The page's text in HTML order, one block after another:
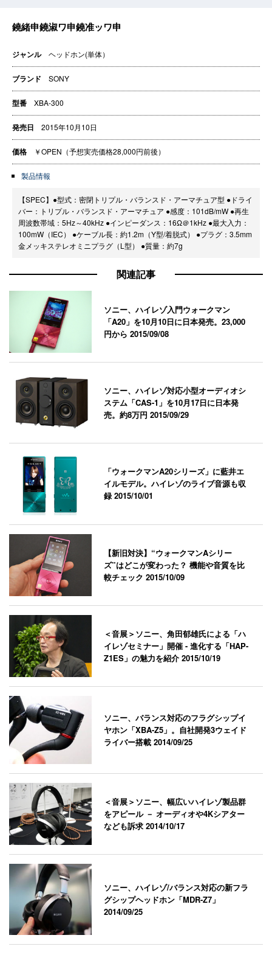
ジャンル ヘッドホン(単体）
ブランド SONY
型番 XBA-300
発売日 2015年10月10日
価格 ￥OPEN（予想実売価格28,000円前後）
製品情報
【SPEC】●型式：密閉トリプル・バランスド・アーマチュア型 ●ドライ
バー：トリプル・バランスド・アーマチュア ●感度：101dB/mW ●再生
周波数帯域：5Hz～40kHz ●インピーダンス：16Ω＠1kHz ●最大入力：
100mW（IEC） ●ケーブル長：約1.2m（Y型/着脱式） ●プラグ：3.5mm
金メッキステレオミニプラグ（L型） ●質量：約7g
関連記事
ソニー、ハイレゾ入門ウォークマン
「A20」を10月10日に日本発売。23,000
円から2015/09/08
ソニー、ハイレゾ対応小型オーディオシ
ステム「CAS-1」を10月17日に日本発
売。約8万円2015/09/29
「ウォークマンA20シリーズ」に藍井エ
イルモデル。ハイレゾのライブ音源も収
録2015/10/01
【新旧対決】“ウォークマンAシリー
ズ”はどこが変わった？ 機能や音質を比
較チェック2015/10/09
＜音展＞ソニー、角田郁雄氏による「ハ
イレゾセミナー」開催 - 進化する「HAP-
Z1ES」の魅力を紹介2015/10/19
ソニー、バランス対応のフラグシップイ
ヤホン「XBA-Z5」。自社開発3ウェイド
ライバー搭載2014/09/25
＜音展＞ソニー、幅広いハイレゾ製品群
をアピール － オーディオや4Kシアター
なども訴求2014/10/17
ソニー、ハイレゾ/バランス対応の新フラ
グシップヘッドホン「MDR-Z7」
2014/09/25